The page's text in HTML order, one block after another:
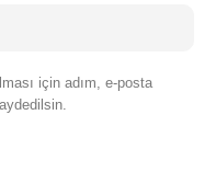
için adım, e-posta